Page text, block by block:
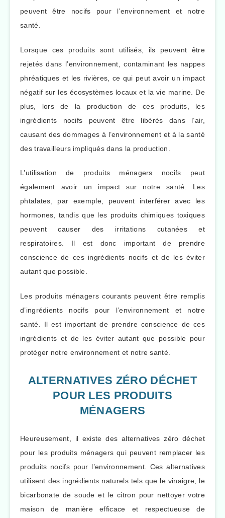
peuvent être nocifs pour l’environnement et notre
santé.
Lorsque ces produits sont utilisés, ils peuvent être
rejetés dans l’environnement, contaminant les nappes
phréatiques et les rivières, ce qui peut avoir un impact
négatif sur les écosystèmes locaux et la vie marine. De
plus, lors de la production de ces produits, les
ingrédients nocifs peuvent être libérés dans l’air,
causant des dommages à l’environnement et à la santé
des travailleurs impliqués dans la production.
L’utilisation de produits ménagers nocifs peut
également avoir un impact sur notre santé. Les
phtalates, par exemple, peuvent interférer avec les
hormones, tandis que les produits chimiques toxiques
peuvent causer des irritations cutanées et
respiratoires. Il est donc important de prendre
conscience de ces ingrédients nocifs et de les éviter
autant que possible.
Les produits ménagers courants peuvent être remplis
d’ingrédients nocifs pour l’environnement et notre
santé. Il est important de prendre conscience de ces
ingrédients et de les éviter autant que possible pour
protéger notre environnement et notre santé.
ALTERNATIVES ZÉRO DÉCHET
POUR LES PRODUITS
MÉNAGERS
Heureusement, il existe des alternatives zéro déchet
pour les produits ménagers qui peuvent remplacer les
produits nocifs pour l’environnement. Ces alternatives
utilisent des ingrédients naturels tels que le vinaigre, le
bicarbonate de soude et le citron pour nettoyer votre
maison de manière efficace et respectueuse de